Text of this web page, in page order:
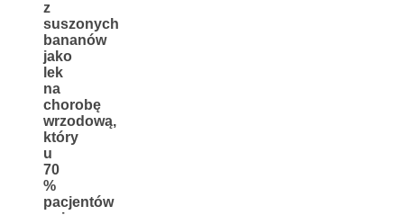
z
suszonych
bananów
jako
lek
na
chorobę
wrzodową,
który
u
70
%
pacjentów